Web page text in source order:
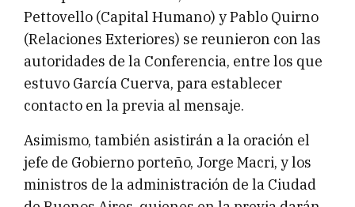
Pettovello (Capital Humano) y Pablo Quirno
(Relaciones Exteriores) se reunieron con las
autoridades de la Conferencia, entre los que
estuvo García Cuerva, para establecer
contacto en la previa al mensaje.
Asimismo, también asistirán a la oración el
jefe de Gobierno porteño, Jorge Macri, y los
ministros de la administración de la Ciudad